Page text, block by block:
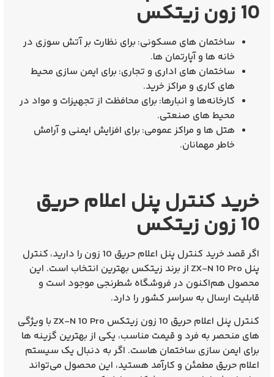
10 زون زیتکس
ساختمان‌ های مسکونی: برای نظارت بر آتش‌ سوزی در
خانه‌ ها و آپارتمان‌ ها.
ساختمان‌ های اداری و تجاری: برای ایمن‌ سازی محیط‌
های کاری و مراکز خرید.
کارخانه‌ها و انبارها: برای محافظت از تجهیزات و مواد در
محیط‌ های صنعتی.
هتل‌ ها و مراکز عمومی: برای افزایش ایمنی و آرامش
خاطر مهمانان.
خرید کنترل پنل اعلام حریق
10 زون زیتکس
اگر قصد خرید کنترل پنل اعلام حریق 10 زون را دارید، کنترل
پنل ZX-N 10 Pro
از برند زیتکس بهترین انتخاب است. این
محصول هم‌اکنون در فروشگاه‌ شطرنجی موجود است و
قابلیت ارسال به سراسر کشور را دارد.
کنترل پنل اعلام حریق 10 زون زیتکس ZX-N 10 Pro
با ویژگی‌
های منحصر به فرد و قیمت مناسب، یکی از بهترین گزینه‌ ها
برای ایمن‌ سازی ساختمان‌ هاست. اگر به دنبال یک سیستم
اعلام حریق مطمئن و کارآمد هستید، این محصول می‌تواند